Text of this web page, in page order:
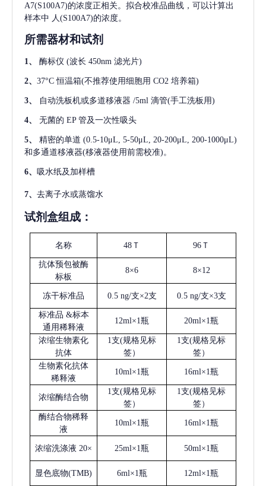
A7(S100A7)的浓度正相关。拟合校准品曲线，可以计算出
样本中 人(S100A7)的浓度。
所需器材和试剂
1、 酶标仪 (波长 450nm 滤光片)
2、 37°C 恒温箱(不推荐使用细胞用 CO2 培养箱)
3、 自动洗板机或多道移液器 /5ml 滴管(手工洗板用)
4、 无菌的 EP 管及一次性吸头
5、 精密的单道 (0.5-10μL, 5-50μL, 20-200μL, 200-1000μL)
和多通道移液器(移液器使用前需校准)。
6、 吸水纸及加样槽
7、 去离子水或蒸馏水
试剂盒组成：
名称 48Ｔ 96Ｔ
抗体预包被酶
标板
8×6 8×12
冻干标准品 0.5 ng/支×2支 0.5 ng/支×3支
标准品 &标本
通用稀释液
12ml×1瓶 20ml×1瓶
浓缩生物素化
抗体
1支(规格见标
签）
1支(规格见标
签）
生物素化抗体
稀释液
10ml×1瓶 16ml×1瓶
浓缩酶结合物
1支(规格见标
签）
1支(规格见标
签）
酶结合物稀释
液
10ml×1瓶 16ml×1瓶
浓缩洗涤液 20× 25ml×1瓶 50ml×1瓶
显色底物(TMB) 6ml×1瓶 12ml×1瓶